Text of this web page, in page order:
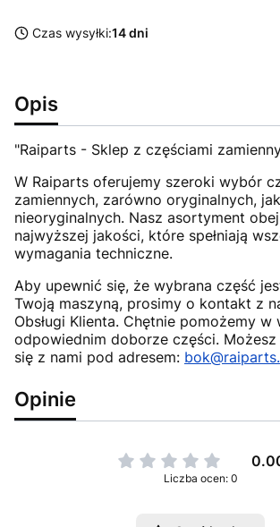
Czas wysyłki:14 dni
Opis
"Raiparts - Sklep z częściami
W Raiparts oferujemy szeroki wybór
zamiennych, zarówno oryginalnych,
nieoryginalnych. Nasz asortyment
najwyższej jakości, które spełniają
wymagania techniczne.
Aby upewnić się, że wybrana część
Twoją maszyną, prosimy o kontakt z
Obsługi Klienta. Chętnie pomożemy
odpowiednim doborze części.
się z nami pod adresem:
Opinie
Liczba ocen: 0